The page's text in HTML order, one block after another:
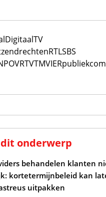
TV
RTLSBS
VRTVTMVIERpubliek
onderwerp
behandelen klanten
kortetermijnbeleid kan
uitpakken